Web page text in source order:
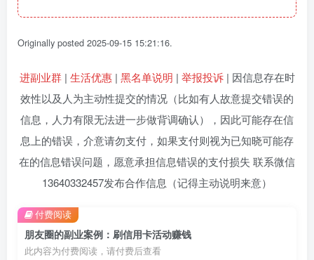
Originally posted 2025-09-15 15:21:16.
进副业群| 生活优惠| 黑名单说明 | 举报投诉| 因信息存在时
效性以及人为主动性提交的情况（比如有人故意提交错误的
信息，人力有限无法进一步做背调确认），因此可能存在信
息上的错误，介意请勿支付，如果支付则视为已知晓可能存
在的信息错误问题，愿意承担信息错误的支付损失 联系微信
13640332457发布合作信息（记得主动说明来意）
朋友圈的副业案例：刷信用卡活动赚钱
此内容为付费阅读，请付费后查看
付费阅读